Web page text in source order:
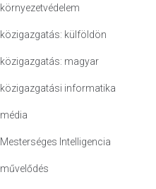
környezetvédelem
közigazgatás: külföldön
közigazgatás: magyar
közigazgatási informatika
média
Mesterséges Intelligencia
művelődés